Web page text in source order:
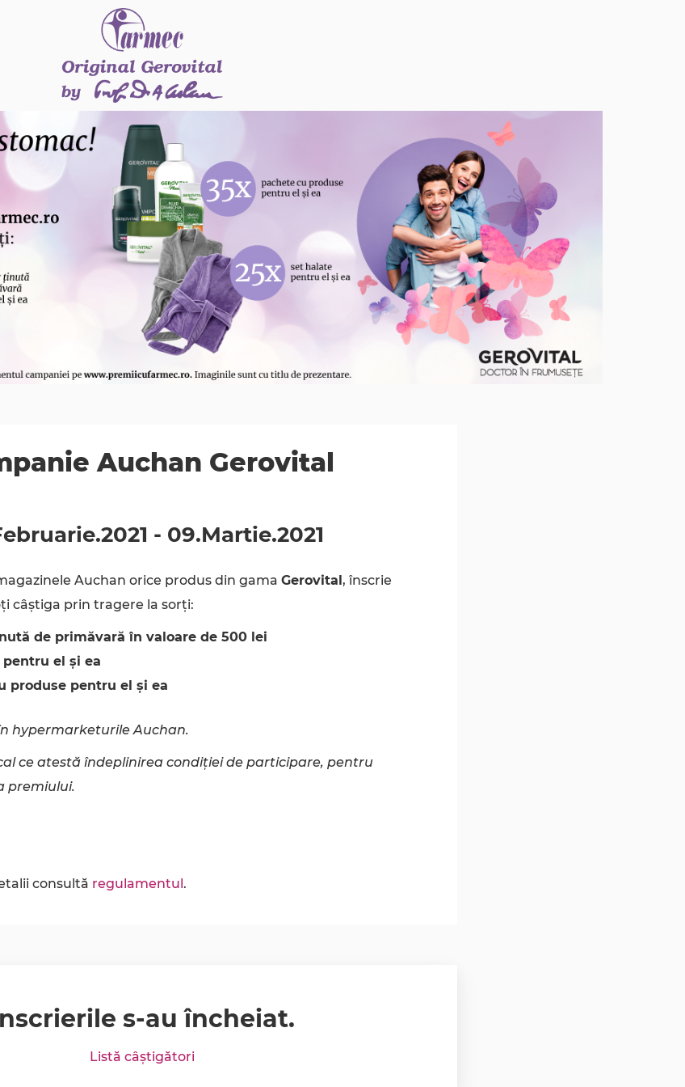
Auchan Gerovital
.2021 - 09.Martie.2021
Auchan orice produs din gama Gerovital , înscrie
câștiga prin tragere la sorți:
de primăvară în valoare de 500 lei
el și ea
produse pentru el și ea
hypermarketurile Auchan.
ce atestă îndeplinirea condiției de participare, pentru
premiului.
consultă regulamentul .
s-au încheiat.
Listă câștigători